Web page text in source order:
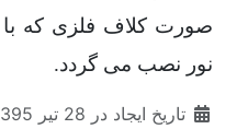
صورت کلاف فلزی که با
نور نصب می گردد.
تاریخ ایجاد در 28 تیر 1395